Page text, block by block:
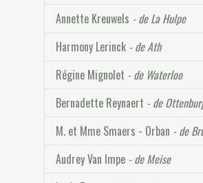
Annette Kreuwels - de La Hulpe
Harmony Lerinck - de Ath
Régine Mignolet - de Waterloo
Bernadette Reynaert - de
M. et Mme Smaers - Orban - de
Audrey Van Impe - de Meise